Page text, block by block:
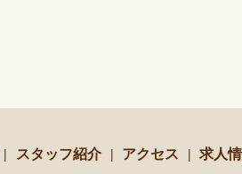
スタッフ紹介 アクセス 求人